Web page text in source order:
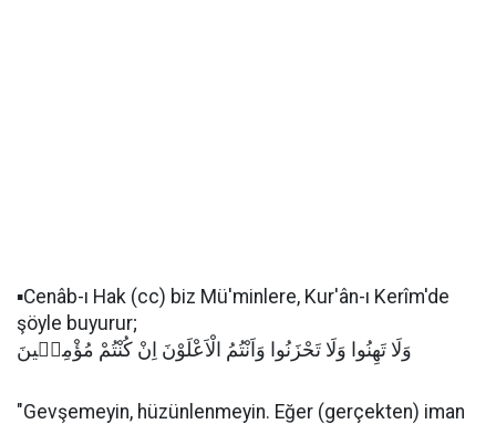
▪️Cenâb-ı Hak (cc) biz Mü'minlere, Kur'ân-ı Kerîm'de
şöyle buyurur;
وَلَا تَهِنُوا وَلَا تَحْزَنُوا وَاَنْتُمُ الْاَعْلَوْنَ اِنْ كُنْتُمْ مُؤْمِنٖينَ
"Gevşemeyin, hüzünlenmeyin. Eğer (gerçekten) iman